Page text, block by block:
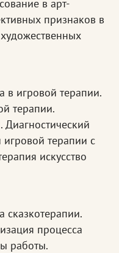
в арт-
признаков в
в игровой терапии.
терапии.
игровой терапии с
искусство
сказкотерапии.
процесса
работы.